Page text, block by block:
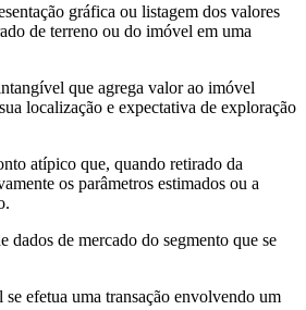
gráfica ou listagem dos valores
de terreno ou do imóvel em uma
que agrega valor ao imóvel
localização e expectativa de exploração
atípico que, quando retirado da
os parâmetros estimados ou a
dados de mercado do segmento que se
se efetua uma transação envolvendo um